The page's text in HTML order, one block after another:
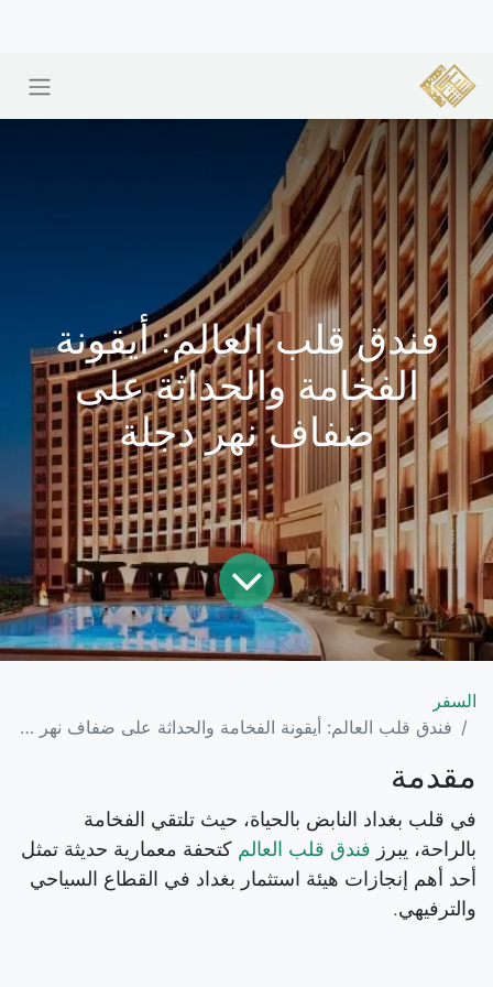
فندق قلب العالم: أيقونة
الفخامة والحداثة على
ضفاف نهر دجلة
السفر
فندق قلب العالم: أيقونة الفخامة والحداثة على ضفاف نهر دجلة
مقدمة
في قلب بغداد النابض بالحياة، حيث تلتقي الفخامة
بالراحة، يبرز فندق قلب العالم كتحفة معمارية حديثة تمثل
أحد أهم إنجازات هيئة استثمار بغداد في القطاع السياحي
والترفيهي.